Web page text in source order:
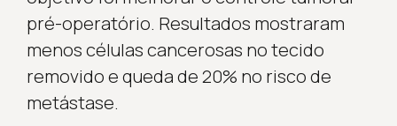
pré-operatório. Resultados mostraram
menos células cancerosas no tecido
removido e queda de 20% no risco de
metástase.